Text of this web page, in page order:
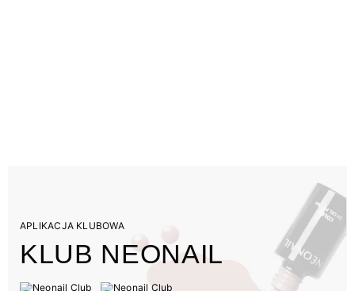
APLIKACJA KLUBOWA
KLUB NEONAIL